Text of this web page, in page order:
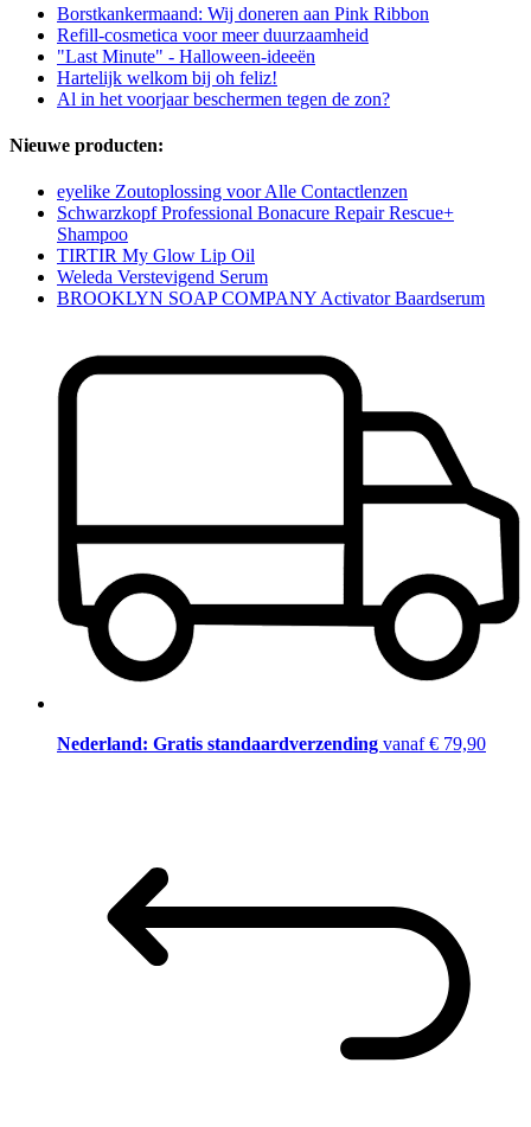
Borstkankermaand: Wij doneren aan Pink Ribbon
Refill-cosmetica voor meer duurzaamheid
"Last Minute" - Halloween-ideeën
Hartelijk welkom bij oh feliz!
Al in het voorjaar beschermen tegen de zon?
Nieuwe producten:
eyelike Zoutoplossing voor Alle Contactlenzen
Schwarzkopf Professional Bonacure Repair Rescue+
Shampoo
TIRTIR My Glow Lip Oil
Weleda Verstevigend Serum
BROOKLYN SOAP COMPANY Activator Baardserum
Nederland: Gratis standaardverzending vanaf € 79,90